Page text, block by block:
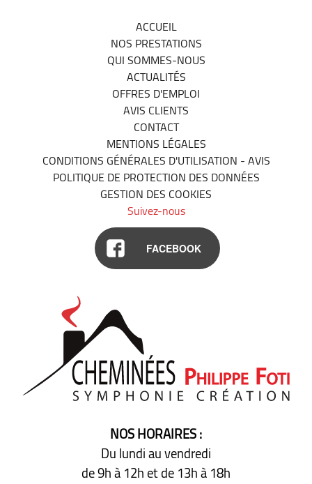
ACCUEIL
NOS PRESTATIONS
QUI SOMMES-NOUS
ACTUALITÉS
OFFRES D'EMPLOI
AVIS CLIENTS
CONTACT
MENTIONS LÉGALES
CONDITIONS GÉNÉRALES D'UTILISATION - AVIS
POLITIQUE DE PROTECTION DES DONNÉES
GESTION DES COOKIES
Suivez-nous
FACEBOOK
NOS HORAIRES :
Du lundi au vendredi
de 9h à 12het de 13h à 18h